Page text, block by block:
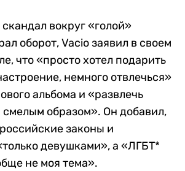
скандал вокруг «голой»
оборот, Vacio заявил в своем
что «просто хотел подарить
немного отвлечься»
альбома и «развлечь
образом». Он добавил,
законы и
девушками», а «ЛГБТ*
не моя тема».